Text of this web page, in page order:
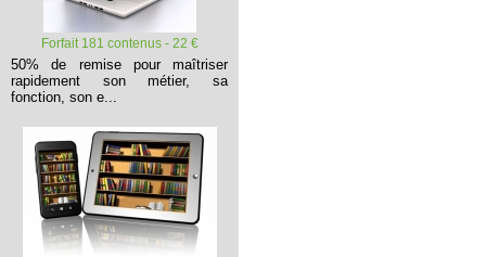
Forfait 181 contenus - 22 €
50% de remise pour maîtriser
rapidement son métier, sa
fonction, son e...